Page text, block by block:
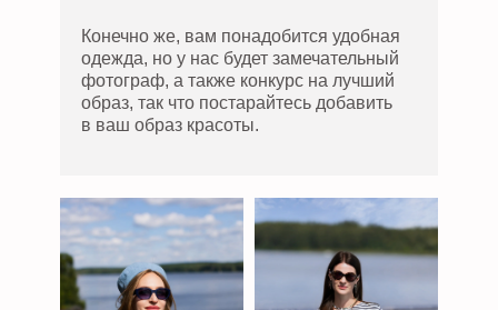
Конечно же, вам понадобится удобная
одежда, но у нас будет замечательный
фотограф, а также конкурс на лучший
образ, так что постарайтесь добавить
в ваш образ красоты.